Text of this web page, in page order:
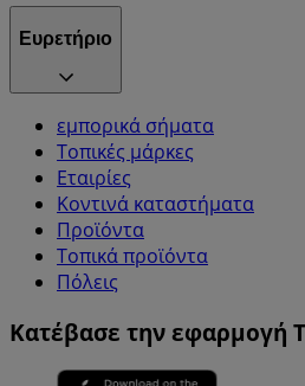
Ευρετήριο
εμπορικά σήματα
Τοπικές μάρκες
Εταιρίες
Κοντινά καταστήματα
Προϊόντα
Τοπικά προϊόντα
Πόλεις
Κατέβασε την εφαρμογή